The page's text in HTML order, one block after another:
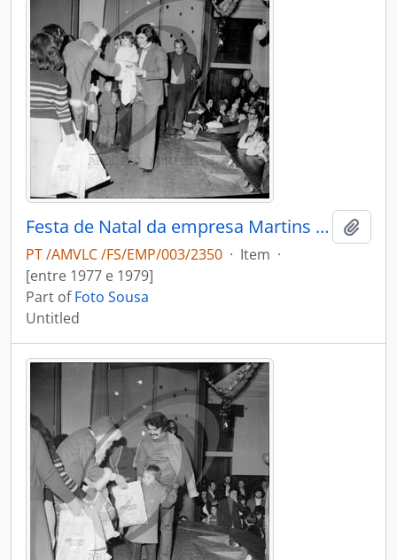
Festa de Natal da empresa Martins & Rebello
PT /AMVLC /FS/EMP/003/2350 · Item ·
[entre 1977 e 1979]
Part ofFoto Sousa
Untitled